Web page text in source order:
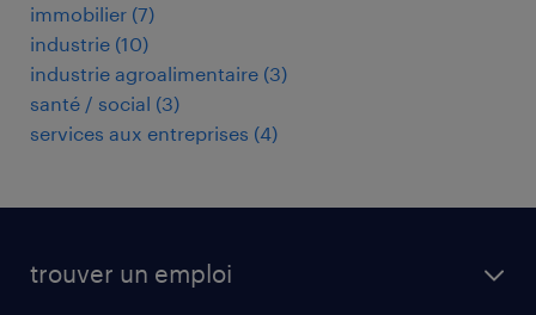
immobilier (7)
industrie (10)
industrie agroalimentaire (3)
santé / social (3)
services aux entreprises (4)
trouver un emploi